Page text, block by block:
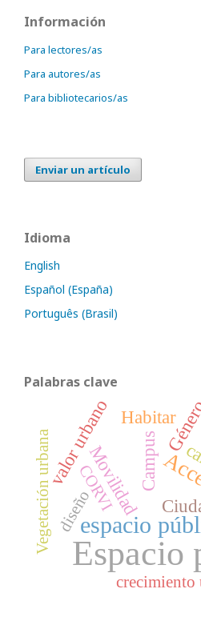
Información
Para lectores/as
Para autores/as
Para bibliotecarios/as
Enviar un artículo
Idioma
English
Español (España)
Português (Brasil)
Palabras clave
Espacio
espacio
Campus
Movilidad
Habitar
valor urbano
Vegetación urbana CORVI
diseño
crecimiento